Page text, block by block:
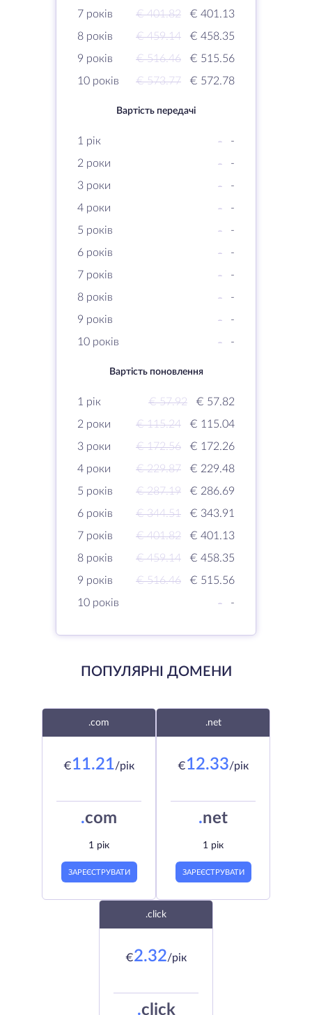
7 років
€ 401.82
€ 401.13
8 років
€ 459.14
€ 458.35
9 років
€ 516.46
€ 515.56
10 років
€ 573.77 € 572.78
Вартість передачі
1 рік -
-
2 роки
-
-
3 роки
-
-
4 роки
-
-
5 років
-
-
6 років
-
-
7 років
-
-
8 років
-
-
9 років
-
-
10 років
- -
Вартість поновлення
1 рік € 57.92
€ 57.82
2 роки
€ 115.24
€ 115.04
3 роки
€ 172.56
€ 172.26
4 роки
€ 229.87
€ 229.48
5 років
€ 287.19
€ 286.69
6 років
€ 344.51
€ 343.91
7 років
€ 401.82
€ 401.13
8 років
€ 459.14
€ 458.35
9 років
€ 516.46
€ 515.56
10 років
- -
ПОПУЛЯРНІ ДОМЕНИ
.com
€11.21/рік
.com
1 рік
ЗАРЕЄСТРУВАТИ
.net
€12.33/рік
.net
1 рік
ЗАРЕЄСТРУВАТИ
.click
€2.32/рік
.click